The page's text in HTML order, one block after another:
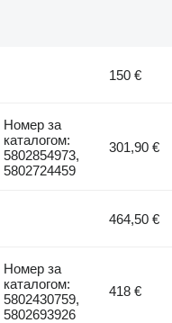
150 €
Номер за
каталогом:
5802854973,
5802724459
301,90 €
464,50 €
Номер за
каталогом:
5802430759,
5802693926
418 €